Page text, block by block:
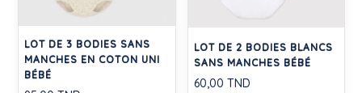
LOT DE 3 BODIES SANS
MANCHES EN COTON UNI
BÉBÉ
LOT DE 2 BODIES BLANCS
SANS MANCHES BÉBÉ
60,00 TND